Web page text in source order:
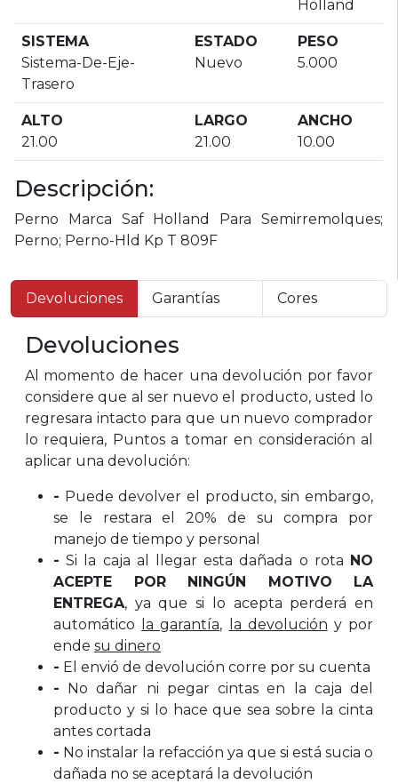
Holland
SISTEMA
Sistema-De-Eje-
Trasero
ESTADO
Nuevo
PESO
5.000
ALTO
21.00
LARGO
21.00
ANCHO
10.00
Descripción:
Perno Marca Saf Holland Para Semirremolques;
Perno; Perno-Hld Kp T 809F
Devoluciones Garantías Cores
Devoluciones
Al momento de hacer una devolución por favor
considere que al ser nuevo el producto, usted lo
regresara intacto para que un nuevo comprador
lo requiera, Puntos a tomar en consideración al
aplicar una devolución:
- Puede devolver el producto, sin embargo,
se le restara el 20% de su compra por
manejo de tiempo y personal
- Si la caja al llegar esta dañada o rota NO
ACEPTE POR NINGÚN MOTIVO LA
ENTREGA, ya que si lo acepta perderá en
automático
la garantía, la devolución y por
ende su dinero
- El envió de devolución corre por su cuenta
- No dañar ni pegar cintas en la caja del
producto y si lo hace que sea sobre la cinta
antes cortada
- No instalar la refacción ya que si está sucia o
dañada no se aceptará la devolución